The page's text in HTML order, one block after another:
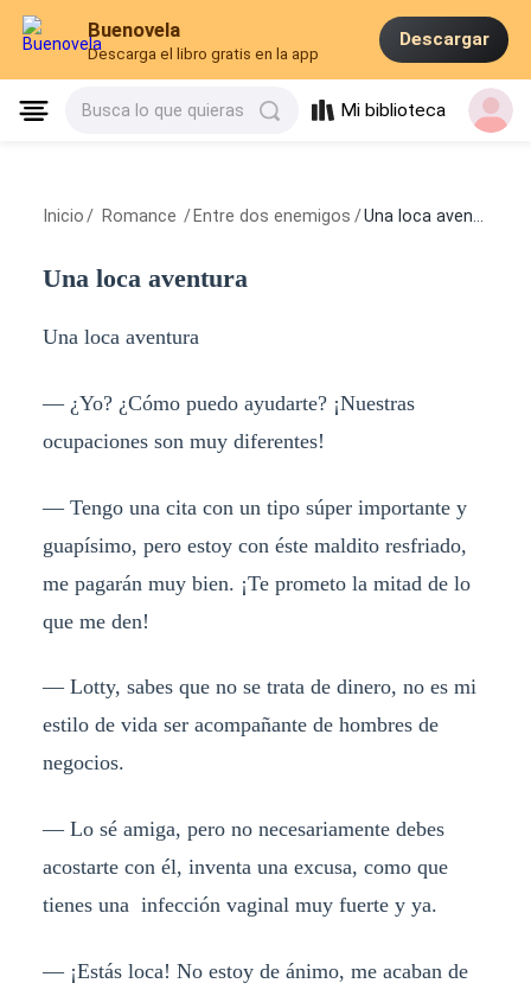
Buenovela
Descarga el libro gratis en la app
Descargar
Busca lo que quieras Mi biblioteca
Inicio / Romance / Entre dos enemigos /Una loca aventura
Una loca aventura
Una loca aventura
— ¿Yo? ¿Cómo puedo ayudarte? ¡Nuestras
ocupaciones son muy diferentes!
— Tengo una cita con un tipo súper importante y
guapísimo, pero estoy con éste maldito resfriado,
me pagarán muy bien. ¡Te prometo la mitad de lo
que me den!
— Lotty, sabes que no se trata de dinero, no es mi
estilo de vida ser acompañante de hombres de
negocios.
— Lo sé amiga, pero no necesariamente debes
acostarte con él, inventa una excusa, como que
tienes una infección vaginal muy fuerte y ya.
— ¡Estás loca! No estoy de ánimo, me acaban de